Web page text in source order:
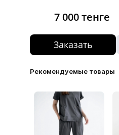
7 000 тенге
Заказать
Рекомендуемые товары